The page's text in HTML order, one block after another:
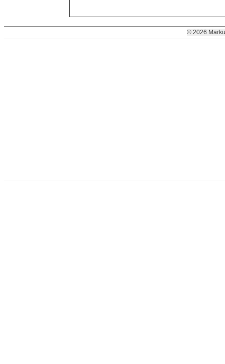
© 2026